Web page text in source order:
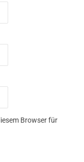
Browser für